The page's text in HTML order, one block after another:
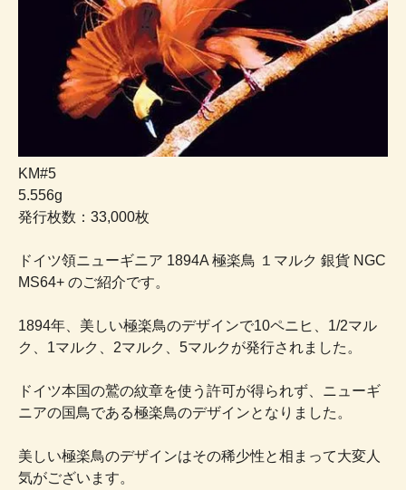
KM#5
5.556g
発行枚数：33,000枚
ドイツ領ニューギニア 1894A 極楽鳥 １マルク 銀貨 NGC
MS64+ のご紹介です。
1894年、美しい極楽鳥のデザインで10ペニヒ、1/2マル
ク、1マルク、2マルク、5マルクが発行されました。
ドイツ本国の鷲の紋章を使う許可が得られず、ニューギ
ニアの国鳥である極楽鳥のデザインとなりました。
美しい極楽鳥のデザインはその稀少性と相まって大変人
気がございます。